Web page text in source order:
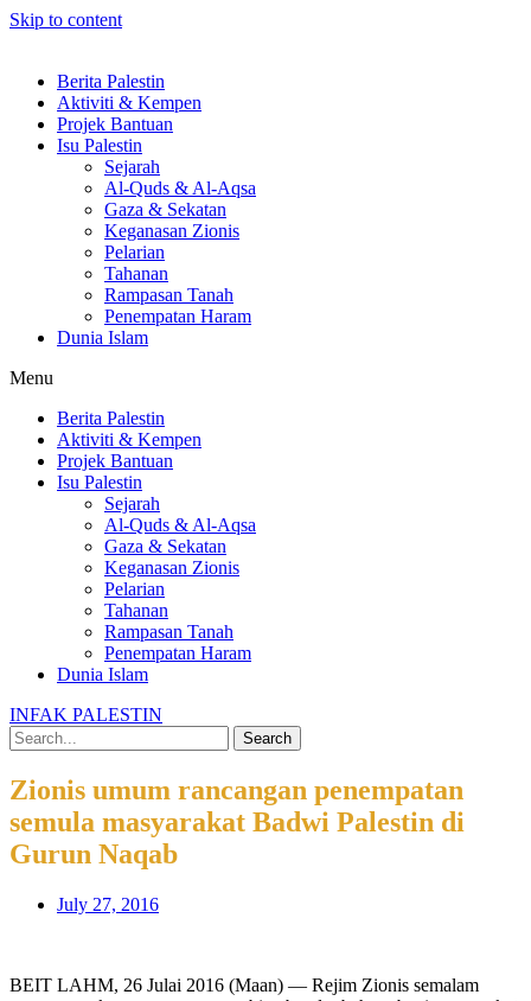
Skip to content
Berita Palestin
Aktiviti & Kempen
Projek Bantuan
Isu Palestin
Sejarah
Al-Quds & Al-Aqsa
Gaza & Sekatan
Keganasan Zionis
Pelarian
Tahanan
Rampasan Tanah
Penempatan Haram
Dunia Islam
Menu
Berita Palestin
Aktiviti & Kempen
Projek Bantuan
Isu Palestin
Sejarah
Al-Quds & Al-Aqsa
Gaza & Sekatan
Keganasan Zionis
Pelarian
Tahanan
Rampasan Tanah
Penempatan Haram
Dunia Islam
INFAK PALESTIN
Search
Zionis umum rancangan penempatan
semula masyarakat Badwi Palestin di
Gurun Naqab
July 27, 2016
BEIT LAHM, 26 Julai 2016 (Maan) — Rejim Zionis semalam